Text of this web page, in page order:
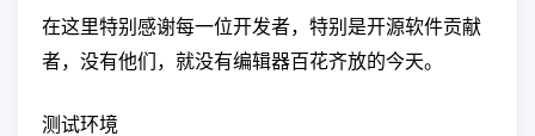
在这里特别感谢每一位开发者，特别是开源软件贡献
者，没有他们，就没有编辑器百花齐放的今天。
测试环境